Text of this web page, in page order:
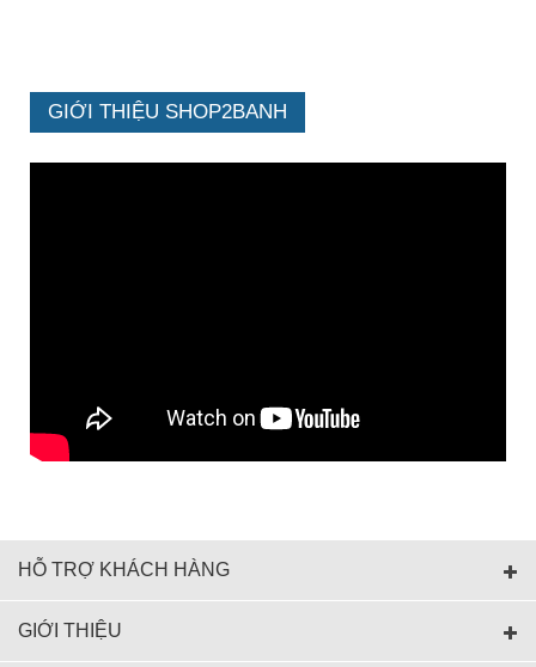
GIỚI THIỆU SHOP2BANH
HỖ TRỢ KHÁCH HÀNG
GIỚI THIỆU